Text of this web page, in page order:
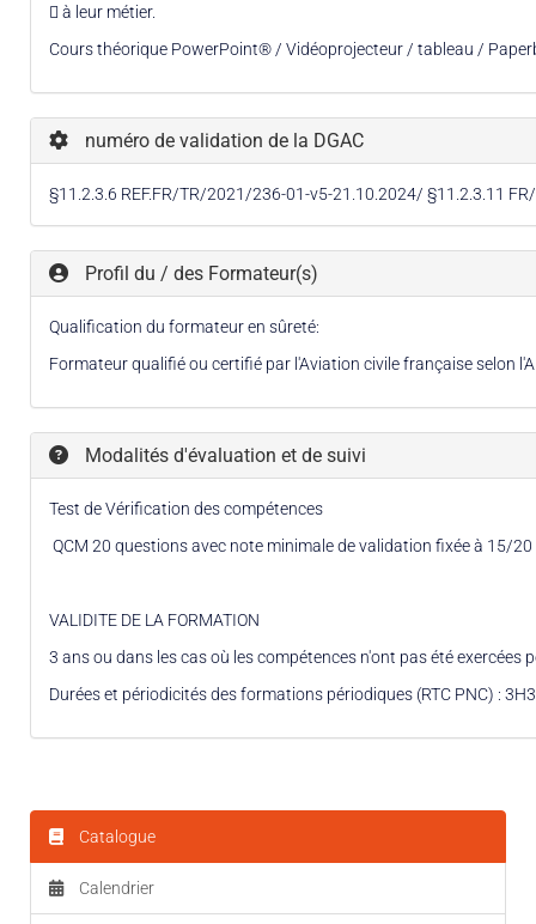
 à leur métier.
Cours théorique PowerPoint® / Vidéoprojecteur / tableau /
numéro de validation de la DGAC
§11.2.3.6 REF.FR/TR/2021/236-01-v5-21.10.2024/ §11.2.3.11
Profil du / des Formateur(s)
Qualification du formateur en sûreté:
Formateur qualifié ou certifié par l'Aviation civile française selon
Modalités d'évaluation et de suivi
Test de Vérification des compétences
QCM 20 questions avec note minimale de validation fixée à 15/20
VALIDITE DE LA FORMATION
3 ans ou dans les cas où les compétences n'ont pas été
Durées et périodicités des formations périodiques (RTC PNC) :
Catalogue
Calendrier